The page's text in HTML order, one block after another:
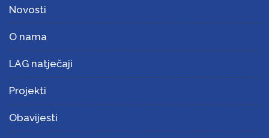
Novosti
O nama
LAG natječaji
Projekti
Obavijesti